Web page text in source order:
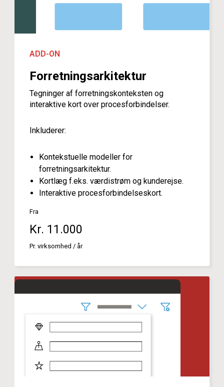
ADD-ON
Forretningsarkitektur
Tegninger af forretningskonteksten og
interaktive kort over procesforbindelser.
Inkluderer:
Kontekstuelle modeller for
forretningsarkitektur.
Kortlæg f.eks. værdistrøm og kunderejse.
Interaktive procesforbindelseskort.
Fra
Kr. 11.000
Pr. virksomhed / år